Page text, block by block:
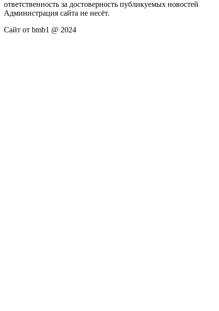
ответственность за достоверность публикуемых новостей
Администрация сайта не несёт.
Сайт от bmb1 @ 2024